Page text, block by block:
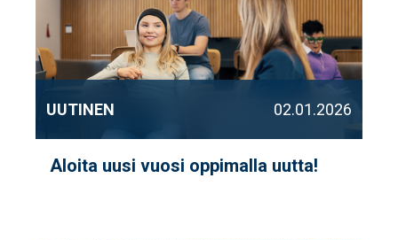
UUTINEN 02.01.2026
Aloita uusi vuosi oppimalla uutta!